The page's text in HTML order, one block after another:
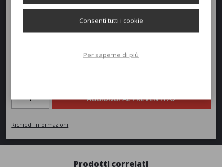
Tutte le basi sono zincate e verniciate.
Struttura non predisposta per impianto elettrico.
AGGIUNGI AL PREVENTIVO
Richiedi informazioni
Prodotti correlati
Consenti tutti i cookie
Per saperne di più